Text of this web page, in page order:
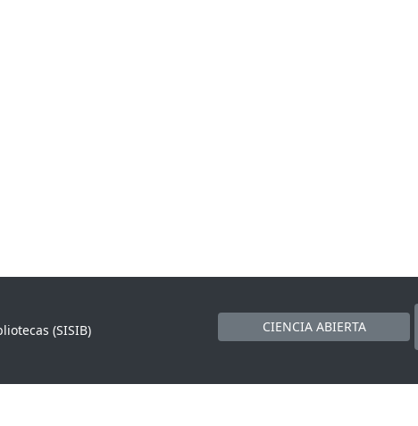
(SISIB)
CIENCIA ABIERTA